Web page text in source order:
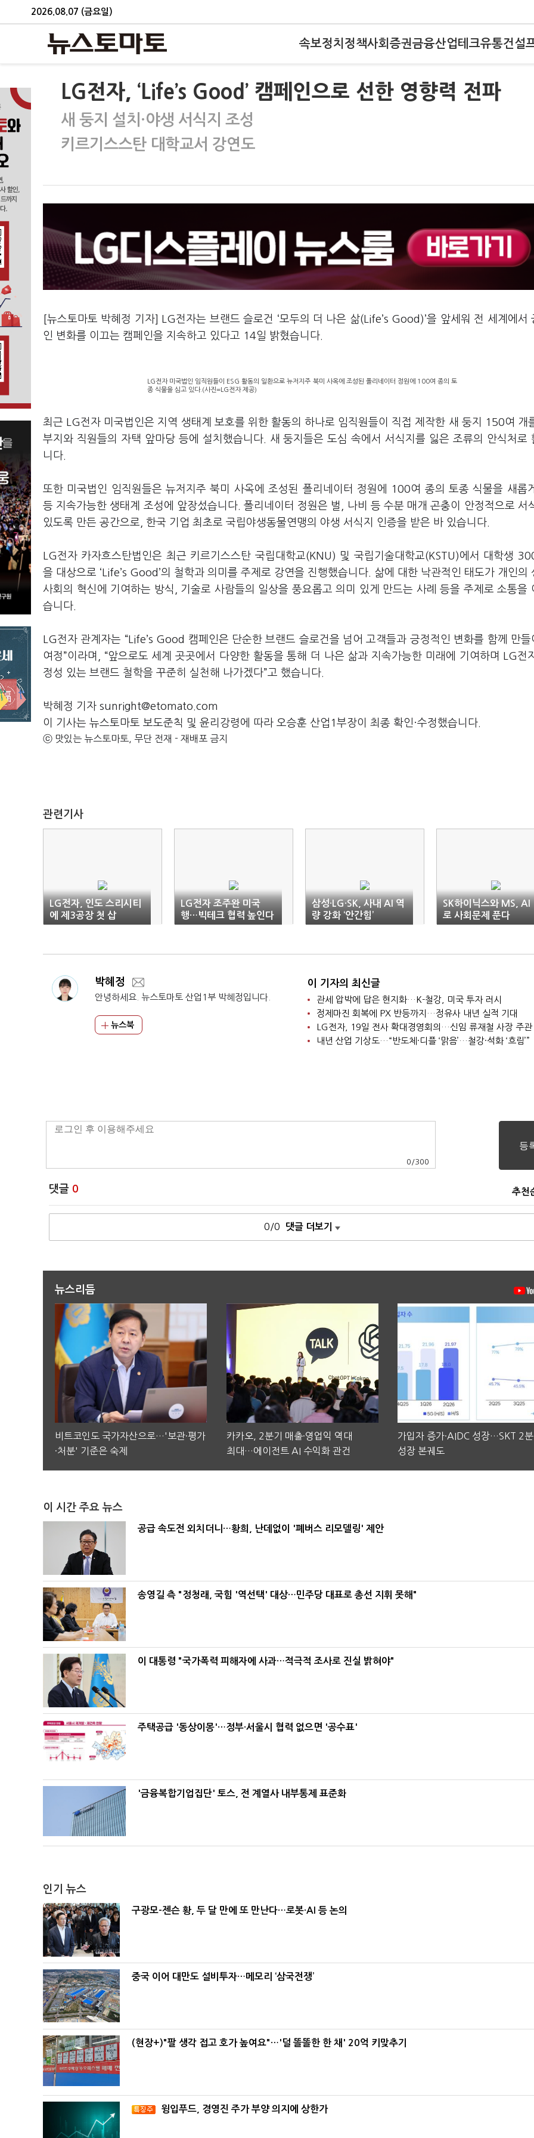
2026.08.07 (금요일)
속보정치 정책사회 증권금융산업테크유통건설
LG전자, ‘Life’s Good’ 캠페인으로 선한 영향력 전파
새 둥지 설치·야생 서식지 조성
키르기스스탄 대학교서 강연도
[뉴스토마토 박혜정 기자] LG전자는 브랜드 슬로건 ‘모두의 더 나은 삶(Life’s Good)’을 앞세워 전 세계에서
인 변화를 이끄는 캠페인을 지속하고 있다고 14일 밝혔습니다.
LG전자 미국법인 임직원들이 ESG 활동의 일환으로 뉴저지주 북미 사옥에 조성된 폴리네이터 정원에 100여 종의 토
종 식물을 심고 있다.(사진=LG전자 제공)
최근 LG전자 미국법인은 지역 생태계 보호를 위한 활동의 하나로 임직원들이 직접 제작한 새 둥지 150여 개
부지와 직원들의 자택 앞마당 등에 설치했습니다. 새 둥지들은 도심 속에서 서식지를 잃은 조류의 안식처로
니다.
또한 미국법인 임직원들은 뉴저지주 북미 사옥에 조성된 폴리네이터 정원에 100여 종의 토종 식물을 새롭
등 지속가능한 생태계 조성에 앞장섰습니다. 폴리네이터 정원은 벌, 나비 등 수분 매개 곤충이 안정적으로 서
있도록 만든 공간으로, 한국 기업 최초로 국립야생동물연맹의 야생 서식지 인증을 받은 바 있습니다.
LG전자 카자흐스탄법인은 최근 키르기스스탄 국립대학교(KNU) 및 국립기술대학교(KSTU)에서 대학생
을 대상으로 ‘Life’s Good’의 철학과 의미를 주제로 강연을 진행했습니다. 삶에 대한 낙관적인 태도가 개인의
사회의 혁신에 기여하는 방식, 기술로 사람들의 일상을 풍요롭고 의미 있게 만드는 사례 등을 주제로 소통을
습니다.
LG전자 관계자는 “Life’s Good 캠페인은 단순한 브랜드 슬로건을 넘어 고객들과 긍정적인 변화를 함께 만들
여정”이라며, “앞으로도 세계 곳곳에서 다양한 활동을 통해 더 나은 삶과 지속가능한 미래에 기여하며 LG전
정성 있는 브랜드 철학을 꾸준히 실천해 나가겠다”고 했습니다.
박혜정 기자 sunright@etomato.com
이 기사는 뉴스토마토 보도준칙 및 윤리강령에 따라 오승훈 산업1부장이 최종 확인·수정했습니다.
ⓒ 맛있는 뉴스토마토, 무단 전재 - 재배포 금지
관련기사
LG전자, 인도 스리시티
에 제3공장 첫 삽
LG전자 조주완 미국
행…빅테크 협력 높인다
삼성·LG·SK, 사내 AI 역
량 강화 ‘안간힘’
SK하이닉스와 MS, AI
로 사회문제 푼다
박혜정
안녕하세요. 뉴스토마토 산업1부 박혜정입니다.
뉴스북
이 기자의 최신글
관세 압박에 답은 현지화…K-철강, 미국 투자 러시
정제마진 회복에 PX 반등까지…정유사 내년 실적 기대
LG전자, 19일 전사 확대경영회의…신임 류재철 사장 주관
내년 산업 기상도…“반도체·디플 ‘맑음’…철강·석화 ‘흐림’”
0 /300
댓글 0 추천
0/0 댓글 더보기
뉴스리듬
비트코인도 국가자산으로…'보관·평가
·처분' 기준은 숙제
카카오, 2분기 매출·영업익 역대
최대…에이전트 AI 수익화 관건
가입자 증가·AIDC 성장…SKT 2
성장 본궤도
이 시간 주요 뉴스
공급 속도전 외치더니…황희, 난데없이 '폐버스 리모델링' 제안
송영길 측 "정청래, 국힘 '역선택' 대상…민주당 대표로 총선 지휘 못해"
이 대통령 "국가폭력 피해자에 사과…적극적 조사로 진실 밝혀야"
주택공급 '동상이몽'…정부·서울시 협력 없으면 '공수표'
'금융복합기업집단' 토스, 전 계열사 내부통제 표준화
인기 뉴스
구광모-젠슨 황, 두 달 만에 또 만난다…로봇·AI 등 논의
중국 이어 대만도 설비투자…메모리 ‘삼국전쟁’
(현장+)"팔 생각 접고 호가 높여요"…'덜 똘똘한 한 채' 20억 키맞추기
윙입푸드, 경영진 주가 부양 의지에 상한가